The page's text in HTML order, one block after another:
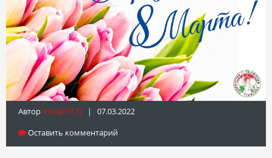
Автор Info@fft.tj | 07.03.2022
Оставить комментарий